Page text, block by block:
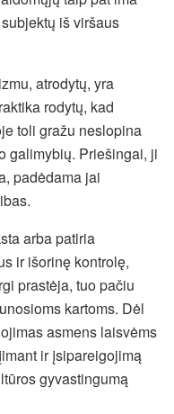
iš viršaus
atrodytų, yra
rodytų, kad
toli gražu neslopina
galimybių. Priešingai, ji
padėdama jai
arba patiria
ir išorinę kontrolę,
prastėja, tuo pačiu
kartoms. Dėl
asmens laisvėms
ir įsipareigojimą
gyvastingumą